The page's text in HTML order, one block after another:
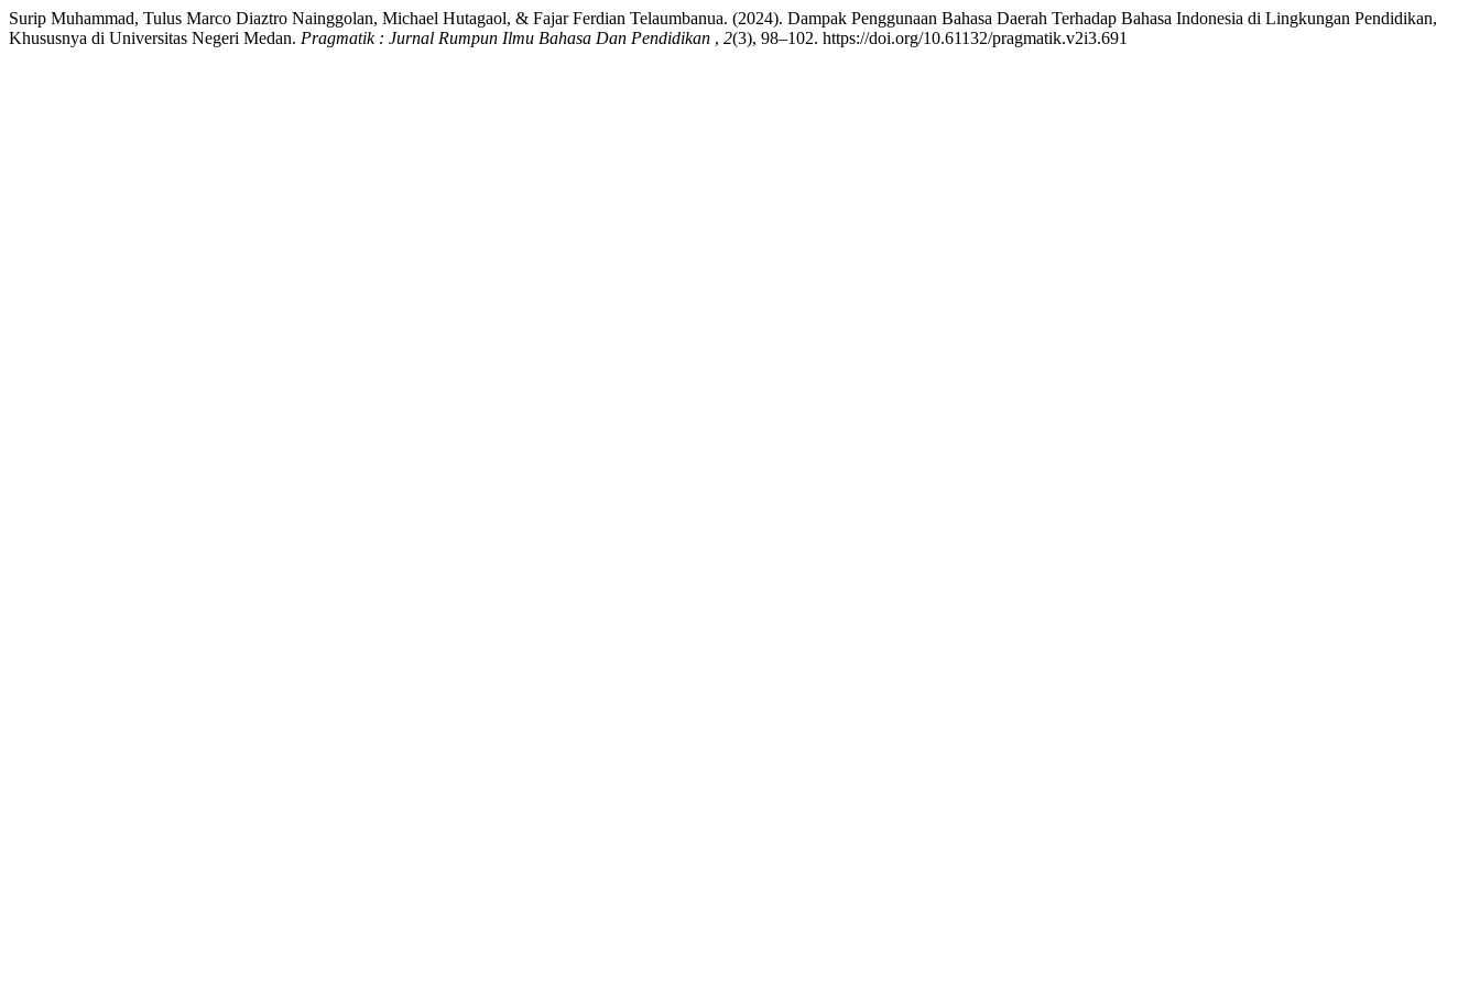
Surip Muhammad, Tulus Marco Diaztro Nainggolan, Michael Hutagaol, & Fajar Ferdian Telaumbanua. (2024). Dampak Penggunaan Bahasa Daerah Terhadap Bahasa Indonesia di Lingkungan Pendidikan,
Khususnya di Universitas Negeri Medan. Pragmatik : Jurnal Rumpun Ilmu Bahasa Dan Pendidikan , 2(3), 98–102. https://doi.org/10.61132/pragmatik.v2i3.691